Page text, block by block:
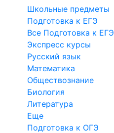
Школьные предметы
Подготовка к ЕГЭ
Все Подготовка к ЕГЭ
Экспресс курсы
Русский язык
Математика
Обществознание
Биология
Литература
Еще
Подготовка к ОГЭ